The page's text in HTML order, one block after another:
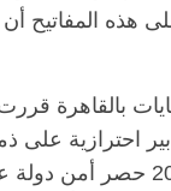
هذه المفاتيح أن
بالقاهرة
احترازية على
رقم 488 لسنة 2019 حصر أمن